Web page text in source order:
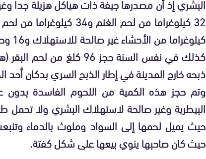
ذبحه خارج المدينة في إطار الذبح السري بدكان أحد
وتم حجز هذه الكمية من اللحوم الفاسدة بدون
البيطرية وغير صالحة لاستهلاك البشري ولا تحمل
حيث يميل لحمها إلى السواد وملوث بالدماء
حيث كان صاحبها ينوي بيعها على شكل كفتة.